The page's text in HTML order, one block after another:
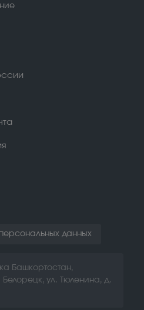
данных
Башкортостан,
ул. Тюленина, д.